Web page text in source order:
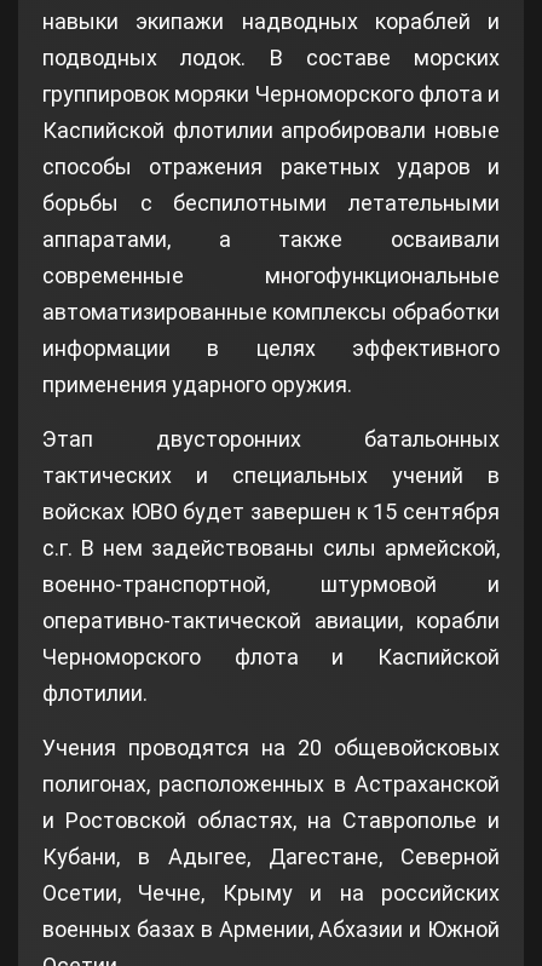
навыки экипажи надводных кораблей и
подводных лодок. В составе морских
группировок моряки Черноморского флота и
Каспийской флотилии апробировали новые
способы отражения ракетных ударов и
борьбы с беспилотными летательными
аппаратами, а также осваивали
современные многофункциональные
автоматизированные комплексы обработки
информации в целях эффективного
применения ударного оружия.
Этап двусторонних батальонных
тактических и специальных учений в
войсках ЮВО будет завершен к 15 сентября
с.г. В нем задействованы силы армейской,
военно-транспортной, штурмовой и
оперативно-тактической авиации, корабли
Черноморского флота и Каспийской
флотилии.
Учения проводятся на 20 общевойсковых
полигонах, расположенных в Астраханской
и Ростовской областях, на Ставрополье и
Кубани, в Адыгее, Дагестане, Северной
Осетии, Чечне, Крыму и на российских
военных базах в Армении, Абхазии и Южной